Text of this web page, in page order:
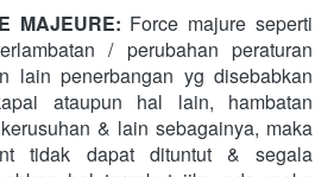
MAJEURE: Force majure seperti
/ perubahan peraturan
lain penerbangan yg disebabkan
ataupun hal lain, hambatan
& lain sebagainya, maka
tidak dapat dituntut & segala